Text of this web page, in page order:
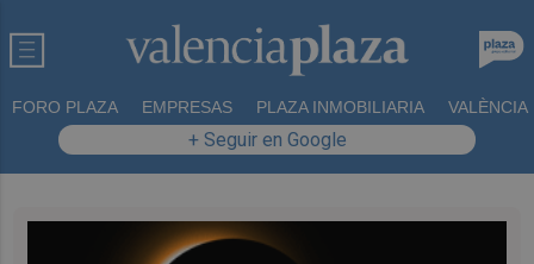
FORO PLAZA EMPRESAS PLAZA INMOBILIARIA VALÈNCIA
+ Seguir en Google